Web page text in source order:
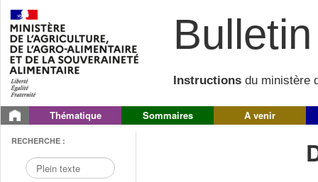
Instructions du ministère
Thématique Sommaires A venir
RECHERCHE :